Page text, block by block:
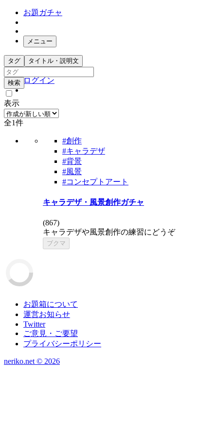
お題ガチャ
メニュー
お題箱
ガチャ検索
ログイン
タグ タイトル・説明文
検索
表示
全1件
#創作
#キャラデザ
#背景
#風景
#コンセプトアート
キャラデザ・風景創作ガチャ
(867)
キャラデザや風景創作の練習にどうぞ
ブクマ
お題箱について
運営お知らせ
Twitter
ご意見・ご要望
プライバシーポリシー
neriko.net © 2026